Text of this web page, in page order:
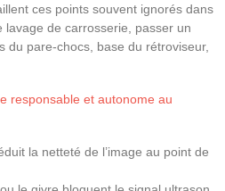
ces points souvent ignorés dans
lavage de carrosserie, passer un
pare-chocs, base du rétroviseur,
responsable et autonome au
la netteté de l’image au point de